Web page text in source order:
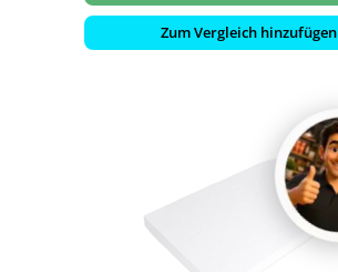
Zum Vergleich hinzufügen